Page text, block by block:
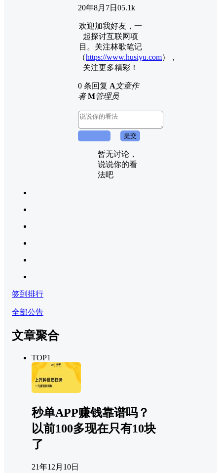
20年8月7日 05.1k
欢迎加我好友，一
起探讨互联网项
目。关注林歌笔记
（https://www.husiyu.com），
关注更多精彩！
0 条回复 A文章作
者 M管理员
提交
暂无讨论，
说说你的看
法吧
签到排行
全部公告
文章聚合
TOP1
秒单APP赚钱靠谱吗？
以前100多现在只有10块
了
21年12月10日